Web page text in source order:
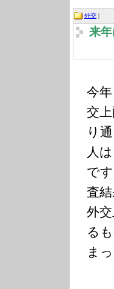
外交 |
来
今
交
り
人
で
査
外
る
ま